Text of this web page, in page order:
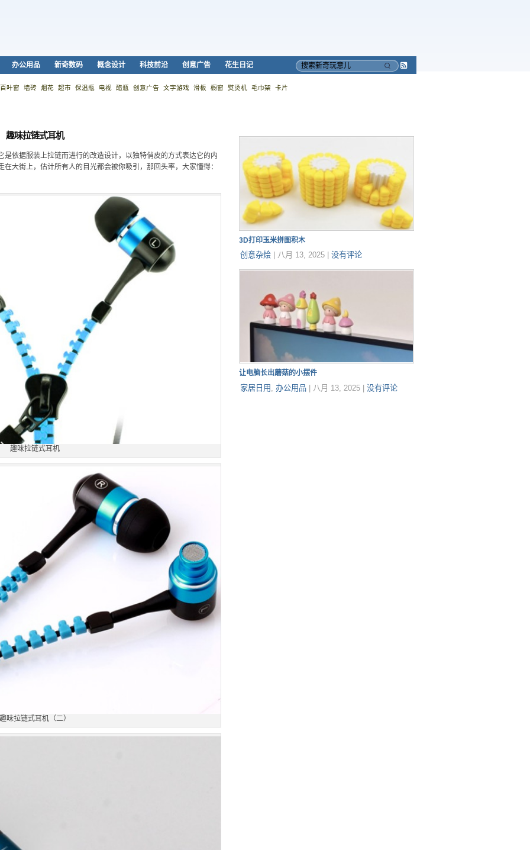
办公用品 新奇数码 概念设计 科技前沿 创意广告 花生日记
Subscribe
搜
百叶窗 墙砖 烟花 超市 保温瓶 电视 醋瓶 创意广告 文字游戏 滑板 橱窗 熨烫机 毛巾架 卡片
趣味拉链式耳机
是依据服装上拉链而进行的改造设计，以独特俏皮的方式表达它的内
大街上，估计所有人的目光都会被你吸引，那回头率，大家懂得：
趣味拉链式耳机
趣味拉链式耳机（二）
3D打印玉米拼图积木
创意杂烩 八月 13, 2025 没有评论
让电脑长出蘑菇的小摆件
家居日用 办公用品 八月 13, 2025 没有评论